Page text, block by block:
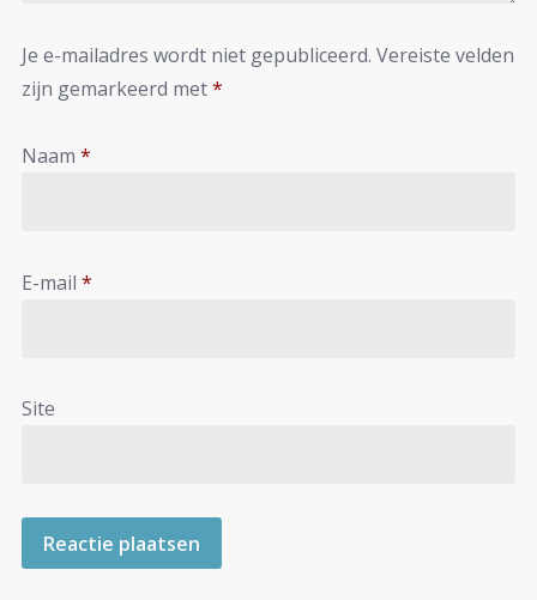
Je e-mailadres wordt niet gepubliceerd. Vereiste velden
zijn gemarkeerd met*
Naam *
E-mail *
Site